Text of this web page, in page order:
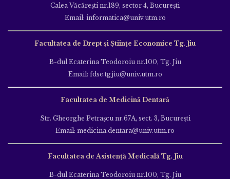
Calea Văcăreşti nr.189, sector 4, Bucureşti
Email: informatica@univ.utm.ro
Facultatea de Drept și Științe Economice Tg. Jiu
B-dul Ecaterina Teodoroiu nr.100, Tg. Jiu
Email: fdse.tgjiu@univ.utm.ro
Facultatea de Medicină Dentară
Str. Gheorghe Petraşcu nr.67A, sect. 3, Bucureşti
Email: medicina.dentara@univ.utm.ro
Facultatea de Asistență Medicală Tg. Jiu
B-dul Ecaterina Teodoroiu nr.100, Tg. Jiu